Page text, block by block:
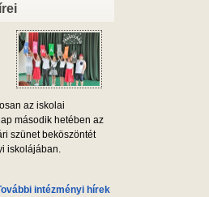
az iskolai
második hetében az
szünet beköszöntét
iskolájában.
intézményi hírek